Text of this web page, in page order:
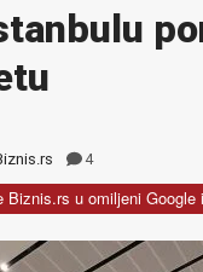
4
Biznis.rs u omiljeni Google